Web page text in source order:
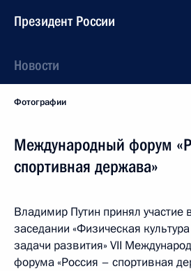
Президент России
Новости
Фотографии
Международный форум
спортивная держава»
Владимир Путин принял участие
заседании «Физическая
задачи развития» VII
форума «Россия – спортивная